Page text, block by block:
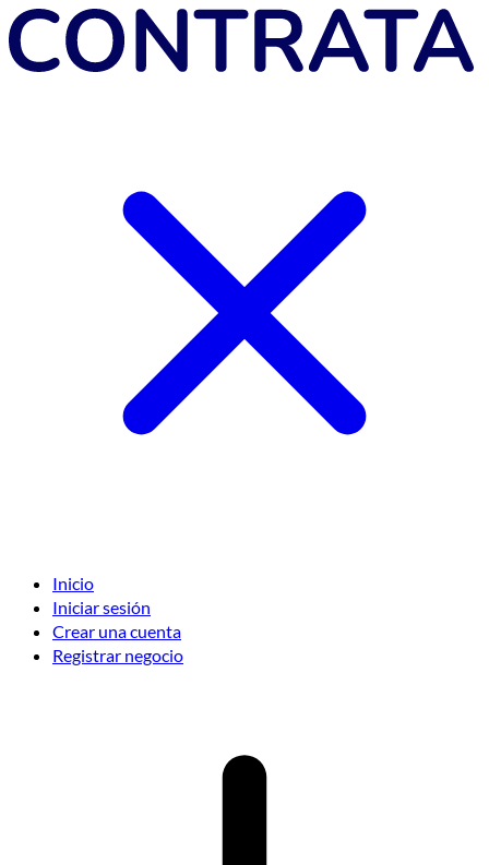
Inicio
Iniciar sesión
Crear una cuenta
Registrar negocio